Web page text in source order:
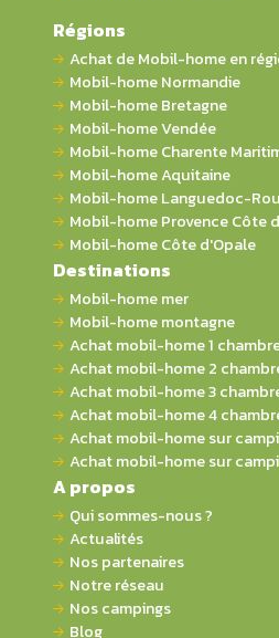
Régions
Achat de Mobil-home en
Mobil-home Normandie
Mobil-home Bretagne
Mobil-home Vendée
Mobil-home Charente
Mobil-home Aquitaine
Mobil-home Languedoc-
Mobil-home Provence Côte
Mobil-home Côte d'Opale
Destinations
Mobil-home mer
Mobil-home montagne
Achat mobil-home 1
Achat mobil-home 2
Achat mobil-home 3
Achat mobil-home 4
Achat mobil-home sur
Achat mobil-home sur
A propos
Qui sommes-nous ?
Actualités
Nos partenaires
Notre réseau
Nos campings
Blog